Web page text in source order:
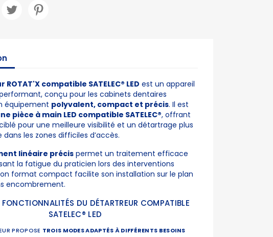
compatible SATELEC® LED est un appareil
conçu pour les cabinets dentaires
équipement polyvalent, compact et précis. Il est
pièce à main LED compatible SATELEC®, offrant
pour une meilleure visibilité et un détartrage plus
les zones difficiles d’accès.
linéaire précis permet un traitement efficace
la fatigue du praticien lors des interventions
format compact facilite son installation sur le plan
encombrement.
DU DÉTARTREUR COMPATIBLE
SATELEC® LED
PROPOSE TROIS MODES ADAPTÉS À DIFFÉRENTS BESOINS